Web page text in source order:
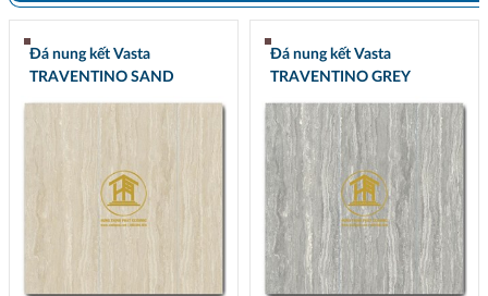
Đá nung kết Vasta
TRAVENTINO SAND
Đá nung kết Vasta
TRAVENTINO GREY